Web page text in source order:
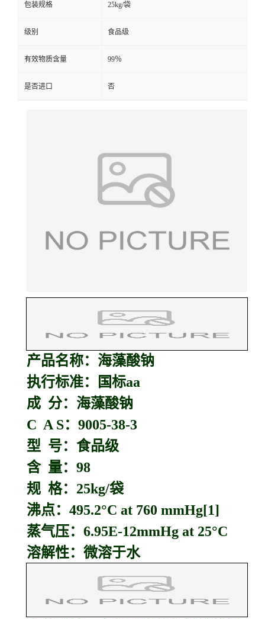
包装规格 25kg/袋
级别 食品级
有效物质含量 99％
是否进口 否
产品名称： 海藻酸钠
执行标准：国标aa
成 分：海藻酸钠
C A S：9005-38-3
型 号：食品级
含 量：98
规 格：25kg/袋
沸点：495.2°C at 760 mmHg[1]
蒸气压：6.95E-12mmHg at 25°C
溶解性：微溶于水